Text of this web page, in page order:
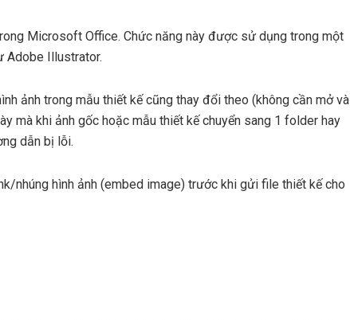
Microsoft Office. Chức năng này được sử dụng trong một
Adobe Illustrator.
ảnh trong mẫu thiết kế cũng thay đổi theo (không cần mở và
mà khi ảnh gốc hoặc mẫu thiết kế chuyển sang 1 folder hay
dẫn bị lỗi.
nhúng hình ảnh (embed image) trước khi gửi file thiết kế cho